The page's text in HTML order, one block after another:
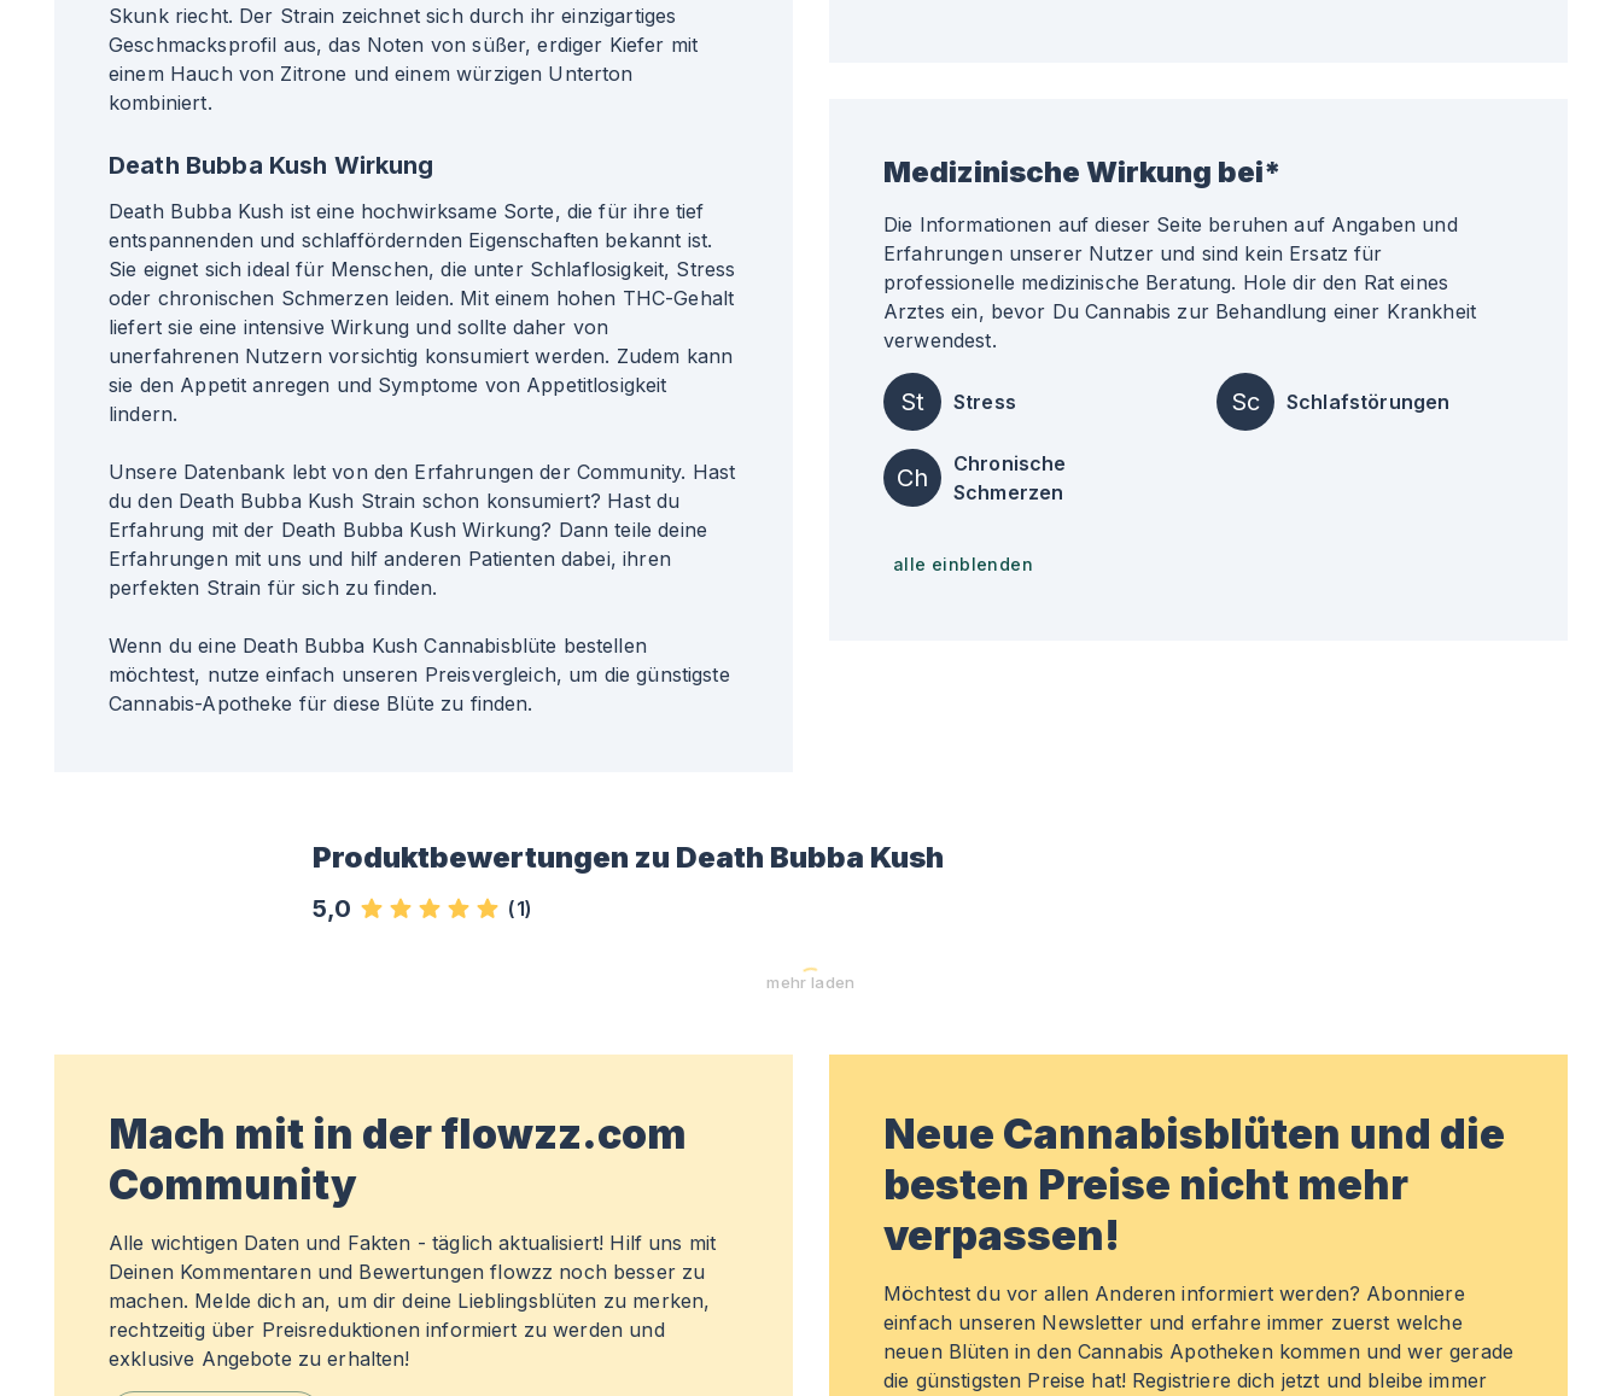
Skunk riecht. Der Strain zeichnet sich durch ihr einzigartiges
Geschmacksprofil aus, das Noten von süßer, erdiger Kiefer mit
einem Hauch von Zitrone und einem würzigen Unterton
kombiniert.
Death Bubba Kush Wirkung
Death Bubba Kush ist eine hochwirksame Sorte, die für ihre tief
entspannenden und schlaffördernden Eigenschaften bekannt ist.
Sie eignet sich ideal für Menschen, die unter Schlaflosigkeit, Stress
oder chronischen Schmerzen leiden. Mit einem hohen THC-Gehalt
liefert sie eine intensive Wirkung und sollte daher von
unerfahrenen Nutzern vorsichtig konsumiert werden. Zudem kann
sie den Appetit anregen und Symptome von Appetitlosigkeit
lindern.
Unsere Datenbank lebt von den Erfahrungen der Community. Hast
du den Death Bubba Kush Strain schon konsumiert? Hast du
Erfahrung mit der Death Bubba Kush Wirkung? Dann teile deine
Erfahrungen mit uns und hilf anderen Patienten dabei, ihren
perfekten Strain für sich zu finden.
Wenn du eine Death Bubba Kush Cannabisblüte bestellen
möchtest, nutze einfach unseren Preisvergleich, um die günstigste
Cannabis-Apotheke für diese Blüte zu finden.
Medizinische Wirkung bei*
Die Informationen auf dieser Seite beruhen auf Angaben und
Erfahrungen unserer Nutzer und sind kein Ersatz für
professionelle medizinische Beratung. Hole dir den Rat eines
Arztes ein, bevor Du Cannabis zur Behandlung einer Krankheit
verwendest.
St Stress Sc Schlafstörungen
Ch
Chronische
Schmerzen
alle einblenden
Produktbewertungen zu Death Bubba Kush
5,0 (1)
mehr laden
Mach mit in der flowzz.com
Community
Alle wichtigen Daten und Fakten - täglich aktualisiert! Hilf uns mit
Deinen Kommentaren und Bewertungen flowzz noch besser zu
machen. Melde dich an, um dir deine Lieblingsblüten zu merken,
rechtzeitig über Preisreduktionen informiert zu werden und
exklusive Angebote zu erhalten!
Neue Cannabisblüten und die
besten Preise nicht mehr
verpassen!
Möchtest du vor allen Anderen informiert werden? Abonniere
einfach unseren Newsletter und erfahre immer zuerst welche
neuen Blüten in den Cannabis Apotheken kommen und wer gerade
die günstigsten Preise hat! Registriere dich jetzt und bleibe immer